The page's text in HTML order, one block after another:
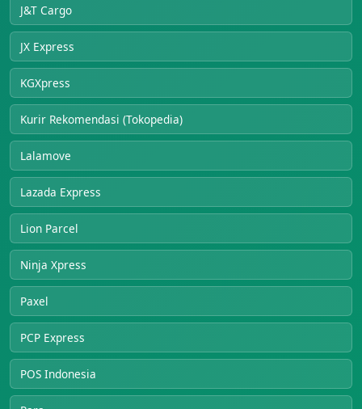
J&T Cargo
JX Express
KGXpress
Kurir Rekomendasi (Tokopedia)
Lalamove
Lazada Express
Lion Parcel
Ninja Xpress
Paxel
PCP Express
POS Indonesia